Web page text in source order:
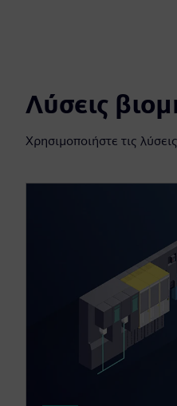
Λύσεις
Χρησιμοποιήστε τις